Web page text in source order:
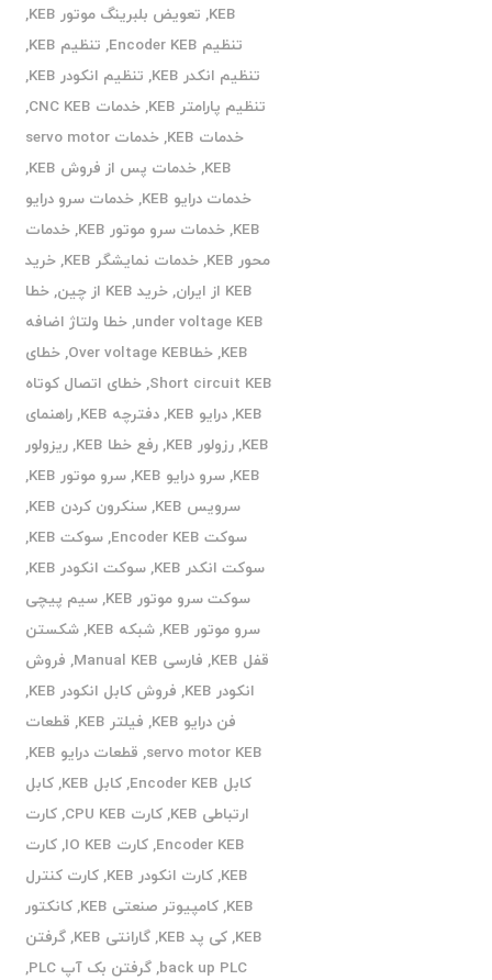
KEB
, تعویض بلبرینگ موتور KEB
,
تنظیم Encoder KEB
, تنظیم KEB
,
تنظیم انکدر KEB
, تنظیم انکودر KEB
,
تنظیم پارامتر KEB
,خدمات CNC KEB
,
خدمات KEB
,
خدمات servo motor
KEB
,خدمات پس از فروش KEB
,
خدمات درایو KEB
,خدمات سرو درایو
KEB
,خدمات سرو موتور KEB ,خدمات
محور KEB
,خدمات نمایشگر KEB ,خرید
KEB از ایران
,خرید KEB از چین ,خطا
under voltage KEB
,خطا ولتاژ اضافه
KEB
,خطاOver voltage KEB ,خطای
Short circuit KEB
,خطای اتصال کوتاه
KEB
,درایو KEB ,دفترچه KEB ,راهنمای
KEB
,رزولور KEB ,رفع خطا KEB ,ریزولور
KEB
,سرو درایو KEB ,سرو موتور KEB
,
سرویس KEB
,سنکرون کردن KEB
,
سوکت Encoder KEB
,سوکت KEB
,
سوکت انکدر KEB
,سوکت انکودر KEB
,
سوکت سرو موتور KEB
,سیم پیچی
سرو موتور KEB
,شبکه KEB ,شکستن
قفل KEB
, فارسی Manual KEB , فروش
انکودر KEB
, فروش کابل انکودر KEB
,
فن درایو KEB
, فیلتر KEB , قطعات
servo motor KEB
, قطعات درایو KEB
,
کابل Encoder KEB
,کابل KEB ,کابل
ارتباطی KEB
,کارت CPU KEB ,کارت
Encoder KEB
,کارت IO KEB ,کارت
KEB
,کارت انکودر KEB ,کارت کنترل
KEB
,کامپیوتر صنعتی KEB ,کانکتور
KEB
,کی پد KEB ,گارانتی KEB ,گرفتن
back up PLC
,گرفتن بک آپ PLC
,